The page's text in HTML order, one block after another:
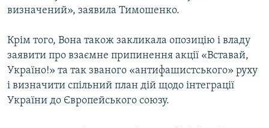
визначений», заявила Тимошенко.
Крім того, Вона також закликала опозицію і владу
заявити про взаємне припинення акції «Вставай,
Україно!» та так званого «антифашистського» руху
і визначити спільний план дій щодо інтеграції
України до Європейського союзу.